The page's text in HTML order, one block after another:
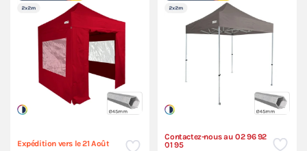
Expédition vers le 21 Août
Contactez-nous au 02 96 92
01 95